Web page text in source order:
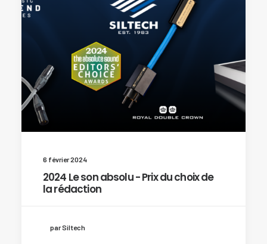
6 février 2024
2024 Le son absolu - Prix du choix de
la rédaction
par Siltech